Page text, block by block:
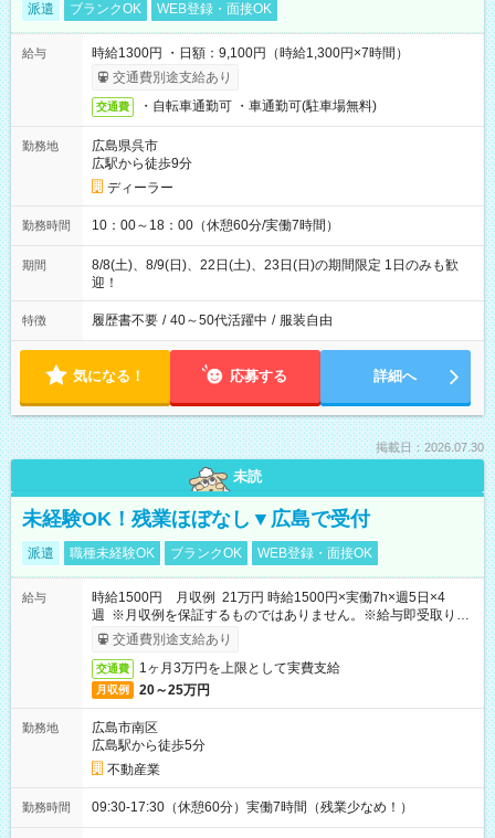
派遣 ブランクOK WEB登録・面接OK
給与
時給1300円 ・日額：9,100円（時給1,300円×7時間）
交通費別途支給あり
交通費 ・自転車通勤可 ・車通勤可(駐車場無料)
勤務地
広島県呉市
広駅から徒歩9分
ディーラー
勤務時間 10：00～18：00（休憩60分/実働7時間）
期間
8/8(土)、8/9(日)、22日(土)、23日(日)の期間限定 1日のみも歓
迎！
特徴 履歴書不要 / 40～50代活躍中 / 服装自由
気になる！ 応募する 詳細へ
掲載日：2026.07.30
未読
未経験OK！残業ほぼなし▼広島で受付
派遣 職種未経験OK ブランクOK WEB登録・面接OK
給与
時給1500円 月収例 21万円 時給1500円×実働7h×週5日×4
週 ※月収例を保証するものではありません。※給与即受取りサ
ービス利用可（利用条件有）
交通費別途支給あり
交通費 1ヶ月3万円を上限として実費支給
月収例 20～25万円
勤務地
広島市南区
広島駅から徒歩5分
不動産業
勤務時間 09:30-17:30（休憩60分）実働7時間（残業少なめ！）